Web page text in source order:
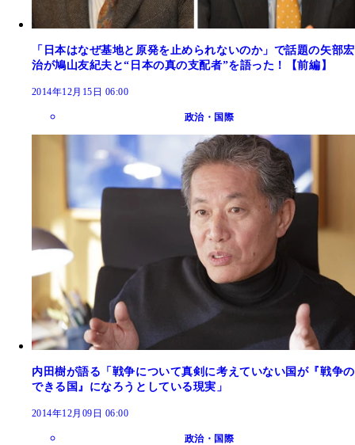
「日本はなぜ基地と原発を止められないのか」で話題の矢部宏
治が鳩山友紀夫と“日本の真の支配者”を語った！【前編】
2014年12月15日 06:00
政治・国際
内田樹が語る「戦争について真剣に考えていない国が『戦争の
できる国』になろうとしている現実」
2014年12月09日 06:00
政治・国際